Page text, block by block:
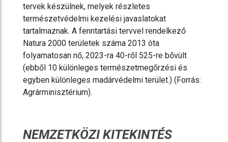
tervek készülnek, melyek részletes
természetvédelmi kezelési javaslatokat
tartalmaznak. A fenntartási tervvel rendelkező
Natura 2000 területek száma 2013 óta
folyamatosan nő, 2023-ra 40-ről 525-re bővült
(ebből 10 különleges természetmegőrzési és
egyben különleges madárvédelmi terület.) (Forrás:
Agrárminisztérium).
NEMZETKÖZI KITEKINTÉS